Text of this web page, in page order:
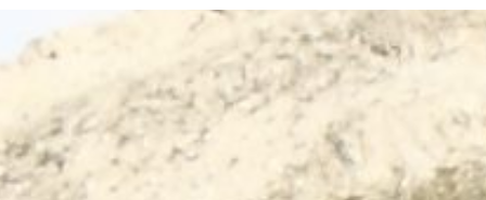
Terug naar de inhoud